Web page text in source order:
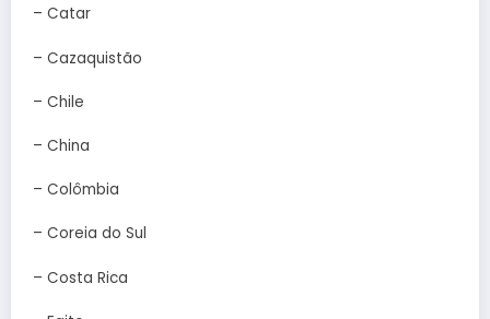
– Catar
– Cazaquistão
– Chile
– China
– Colômbia
– Coreia do Sul
– Costa Rica